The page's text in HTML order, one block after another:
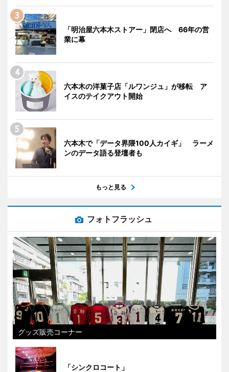
「明治屋六本木ストアー」閉店へ 66年の営
業に幕
六本木の洋菓子店「ルワンジュ」が移転 ア
イスのテイクアウト開始
六本木で「データ界隈100人カイギ」 ラーメ
ンのデータ語る登壇者も
もっと見る
フォトフラッシュ
グッズ販売コーナー
「シンクロコート」